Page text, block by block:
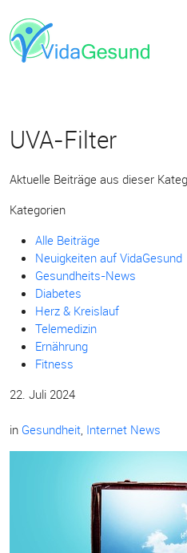
UVA-Filter
Aktuelle Beiträge aus dieser
Kategorien
Alle Beiträge
Neuigkeiten auf VidaGesund
Gesundheits-News
Diabetes
Herz & Kreislauf
Telemedizin
Ernährung
Fitness
22. Juli 2024
in Gesundheit, Internet News